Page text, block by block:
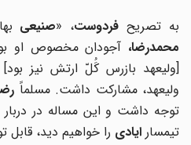
به تصریحفردوست، « صنیعی
محمدرضا،آجودان مخصوص او بود
[ولیعهد بازرس کَُلّ ارتش نیز
ولیعهد، مشارکت داشت. مسلماًرضا
توجه داشت و این مساله در دربار
تیمسارایادیرا خواهیم دید، قابل